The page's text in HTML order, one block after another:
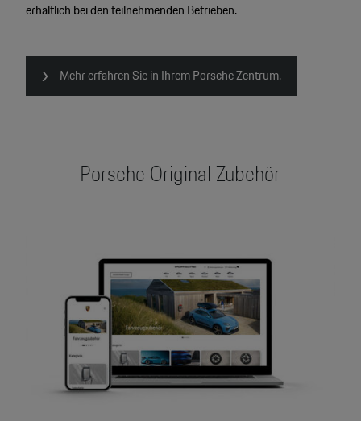
erhältlich bei den teilnehmenden Betrieben.
Mehr erfahren Sie in Ihrem Porsche Zentrum.
Porsche Original Zubehör